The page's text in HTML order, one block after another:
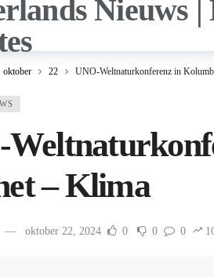
oktober 22 UNO-Weltnaturkonferenz in
– Klima
oktober 22, 2024 0 0 0